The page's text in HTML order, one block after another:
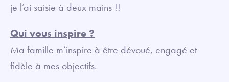
je l’ai saisie à deux mains !!
Qui vous inspire ?
Ma famille m’inspire à être dévoué, engagé et
fidèle à mes objectifs.